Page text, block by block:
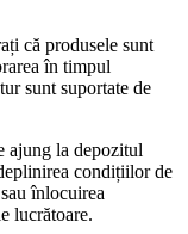
că produsele sunt
în timpul
sunt suportate de
ajung la depozitul
condițiilor de
înlocuirea
lucrătoare.